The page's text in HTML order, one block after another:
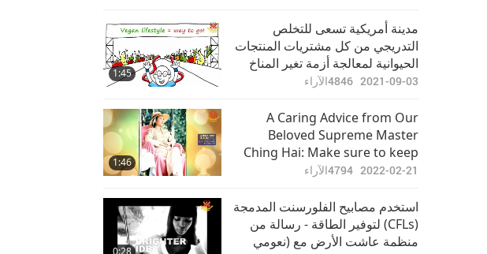
1:45
مدينة أمريكية تسعى للتخلص
التدريجي من كل مشتريات المنتجات
الحيوانية لمعالجة أزمة تغير المناخ
2021-09-03
4846الآراء
1:46
A Caring Advice from Our
Beloved Supreme Master
Ching Hai: Make sure to keep
warm in every way in winter,
2022-02-21
4794الآراء
0:28
استخدم مصابيح الفلورسنت المدمجة
(CFLs) لتوفير الطاقة - رسالة من
منظمة عاشت الأرض مع (نعومي